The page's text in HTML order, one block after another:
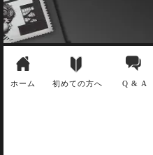
ホーム 初めての方へ Q & A